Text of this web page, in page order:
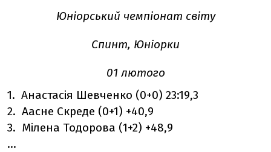
Юніорський чемпіонат світу
Спинт, Юніорки
01 лютого
1. Анастасія Шевченко (0+0) 23:19,3
2. Аасне Скреде (0+1) +40,9
3. Мілена Тодорова (1+2) +48,9
...